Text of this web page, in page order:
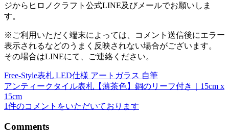
ジからヒロノクラフト公式LINE及びメールでお願いしま
す。
※ご利用いただく端末によっては、コメント送信後にエラー
表示されるなどのうまく反映されない場合がございます。
その場合はLINEにて、ご連絡ください。
投
稿
ナ
ビ
Free-Style表札 LED仕様 アートガラス 自筆
アンティークタイル表札【薄茶色】銅のリーフ付き｜15cm x
15cm
1件のコメントをいただいております
Comments